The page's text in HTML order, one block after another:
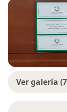
Ver galería